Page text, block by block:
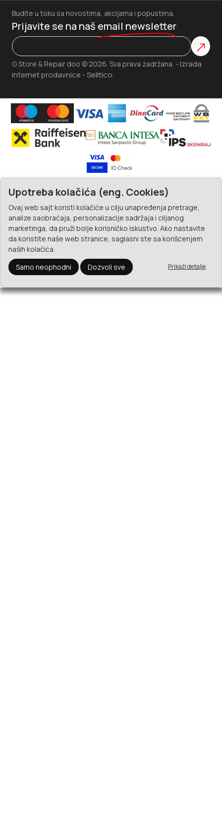
G Store & Repair doo © 2026. Sva prava zadržana. - Izrada
internet prodavnice - Selltico.
Budite u toku sa novostima, akcijama i popustima.
Prijavite se na naš email newsletter
Upotreba kolačića (eng. Cookies)
Ovaj web sajt koristi kolačiće u cilju unapređenja pretrage,
analize saobraćaja, personalizacije sadržaja i ciljanog
marketinga, da pruži bolje korisničko iskustvo. Ako nastavite
da koristite naše web stranice, saglasni ste sa korišćenjem
naših kolačića.
Samo neophodni
Dozvoli sve Prikaži detalje